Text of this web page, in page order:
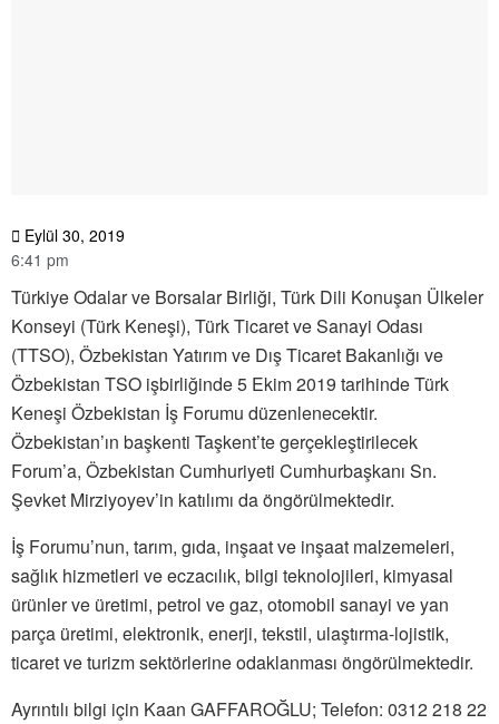
Eylül 30, 2019
6:41 pm
Türkiye Odalar ve Borsalar Birliği, Türk Dili Konuşan Ülkeler
Konseyi (Türk Keneşi), Türk Ticaret ve Sanayi Odası
(TTSO), Özbekistan Yatırım ve Dış Ticaret Bakanlığı ve
Özbekistan TSO işbirliğinde 5 Ekim 2019 tarihinde Türk
Keneşi Özbekistan İş Forumu düzenlenecektir.
Özbekistan’ın başkenti Taşkent’te gerçekleştirilecek
Forum’a, Özbekistan Cumhuriyeti Cumhurbaşkanı Sn.
Şevket Mirziyoyev’in katılımı da öngörülmektedir.
İş Forumu’nun, tarım, gıda, inşaat ve inşaat malzemeleri,
sağlık hizmetleri ve eczacılık, bilgi teknolojileri, kimyasal
ürünler ve üretimi, petrol ve gaz, otomobil sanayi ve yan
parça üretimi, elektronik, enerji, tekstil, ulaştırma-lojistik,
ticaret ve turizm sektörlerine odaklanması öngörülmektedir.
Ayrıntılı bilgi için Kaan GAFFAROĞLU; Telefon: 0312 218 22